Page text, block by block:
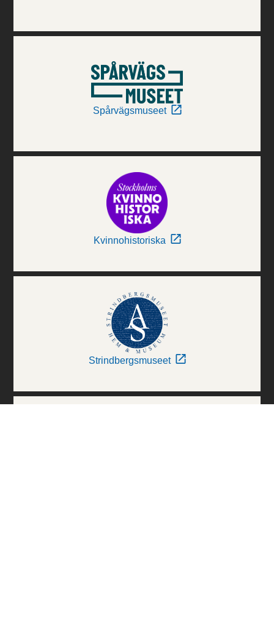
Spårvägsmuseet
Kvinnohistoriska
Strindbergsmuseet